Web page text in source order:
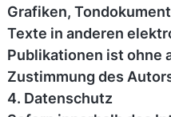
Grafiken,
Texte in anderen
Publikationen ist ohne
Zustimmung des
4. Datenschutz